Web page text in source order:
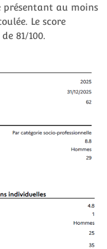
au moins
Le score
81/100.